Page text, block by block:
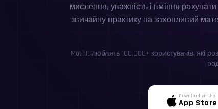
мислення, уважність і вміння
звичайну практику на захопливий
MathIt люблять 100,000+ користувачів, які
Download on the
App Store